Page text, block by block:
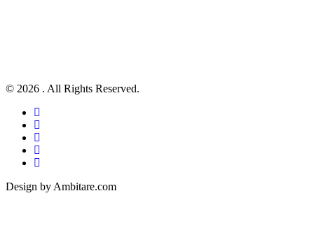
© 2026 . All Rights Reserved.
Design by Ambitare.com